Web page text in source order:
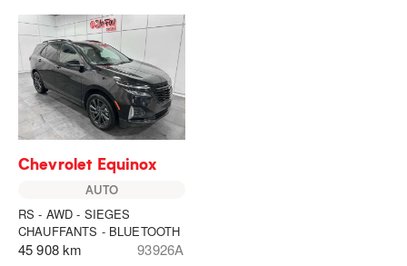
Chevrolet Equinox
AUTO
RS - AWD - SIEGES
CHAUFFANTS - BLUETOOTH
45 908 km 93926A